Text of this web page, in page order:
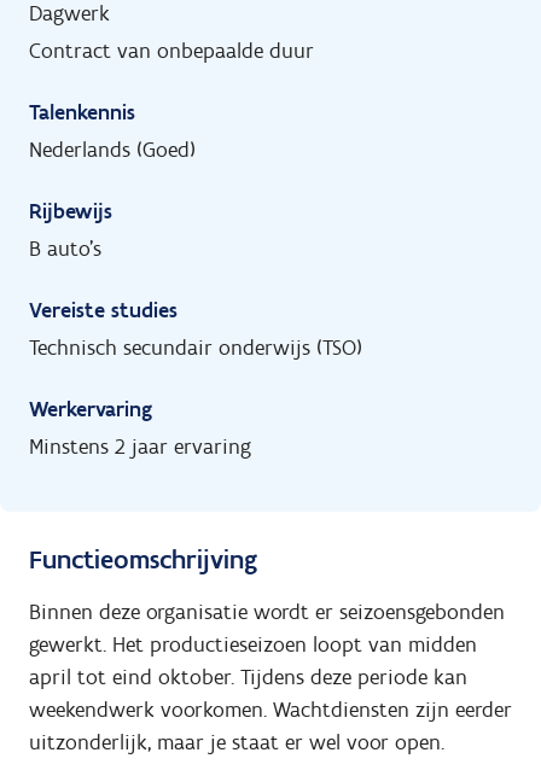
Dagwerk
Contract van onbepaalde duur
Talenkennis
Nederlands (Goed)
Rijbewijs
B auto's
Vereiste studies
Technisch secundair onderwijs (TSO)
Werkervaring
Minstens 2 jaar ervaring
Functieomschrijving
Binnen deze organisatie wordt er seizoensgebonden
gewerkt. Het productieseizoen loopt van midden
april tot eind oktober. Tijdens deze periode kan
weekendwerk voorkomen. Wachtdiensten zijn eerder
uitzonderlijk, maar je staat er wel voor open.